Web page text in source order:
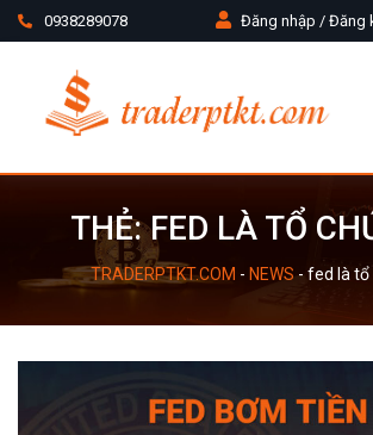
0938289078 Đăng nhập / Đăng
THẺ:FED LÀ TỔ
TRADERPTKT.COM - NEWS - fed là tổ